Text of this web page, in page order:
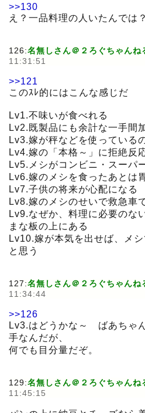
>>130
え？一品料理の人いたんでは
126:名無しさん＠２ろぐちゃんね
11:31:51
>>121
このｽﾚ的にはこんな感じだ
Lv1.不味いが食べれる
Lv2.既製品にも余計な一手間
Lv3.嫁が秤などを使っている
Lv4.嫁の「本格～」に拒絶反
Lv5.メシがコンビニ・スーパ
Lv6.嫁のメシを食ったあとは
Lv7.子供の将来が心配になる
Lv8.嫁のメシのせいで救急車
Lv9.なぜか、料理に必要のな
まな板の上にある
Lv10.嫁が本気を出せば、メ
と思う
127:名無しさん＠２ろぐちゃんね
11:34:44
>>126
Lv3.はどうかな～ ばあちゃ
手なんだが、
何でも目分量だぞ。
129:名無しさん＠２ろぐちゃんね
11:45:15